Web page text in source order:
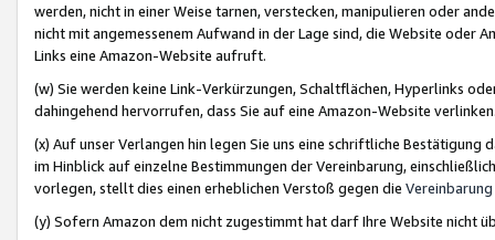
werden, nicht in einer Weise tarnen, verstecken, manipulieren oder
nicht mit angemessenem Aufwand in der Lage sind, die Website oder
Links eine Amazon-Website aufruft.
(w) Sie werden keine Link-Verkürzungen, Schaltflächen, Hyperlinks
dahingehend hervorrufen, dass Sie auf eine Amazon-Website
(x) Auf unser Verlangen hin legen Sie uns eine schriftliche
im Hinblick auf einzelne Bestimmungen der Vereinbarung,
vorlegen, stellt dies einen erheblichen Verstoß gegen die Vereinbarung
(y) Sofern Amazon dem nicht zugestimmt hat darf Ihre Website nicht